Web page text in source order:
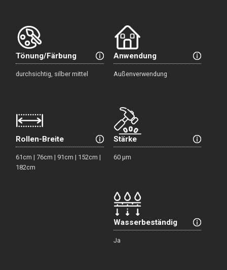
Tönung/Färbung
durchsichtig, silber mittel
Anwendung
Außenverwendung
Rollen-Breite
61cm | 76cm | 91cm | 152cm |
182cm
Stärke
60 μm
Wasserbeständig
Ja